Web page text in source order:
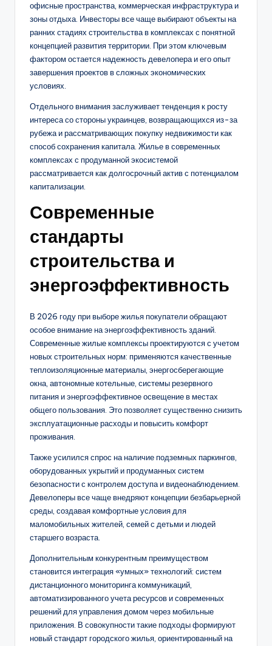
офисные пространства, коммерческая инфраструктура и
зоны отдыха. Инвесторы все чаще выбирают объекты на
ранних стадиях строительства в комплексах с понятной
концепцией развития территории. При этом ключевым
фактором остается надежность девелопера и его опыт
завершения проектов в сложных экономических
условиях.
Отдельного внимания заслуживает тенденция к росту
интереса со стороны украинцев, возвращающихся из-за
рубежа и рассматривающих покупку недвижимости как
способ сохранения капитала. Жилье в современных
комплексах с продуманной экосистемой
рассматривается как долгосрочный актив с потенциалом
капитализации.
Современные
стандарты
строительства и
энергоэффективность
В 2026 году при выборе жилья покупатели обращают
особое внимание на энергоэффективность зданий.
Современные жилые комплексы проектируются с учетом
новых строительных норм: применяются качественные
теплоизоляционные материалы, энергосберегающие
окна, автономные котельные, системы резервного
питания и энергоэффективное освещение в местах
общего пользования. Это позволяет существенно снизить
эксплуатационные расходы и повысить комфорт
проживания.
Также усилился спрос на наличие подземных паркингов,
оборудованных укрытий и продуманных систем
безопасности с контролем доступа и видеонаблюдением.
Девелоперы все чаще внедряют концепции безбарьерной
среды, создавая комфортные условия для
маломобильных жителей, семей с детьми и людей
старшего возраста.
Дополнительным конкурентным преимуществом
становится интеграция «умных» технологий: систем
дистанционного мониторинга коммуникаций,
автоматизированного учета ресурсов и современных
решений для управления домом через мобильные
приложения. В совокупности такие подходы формируют
новый стандарт городского жилья, ориентированный на